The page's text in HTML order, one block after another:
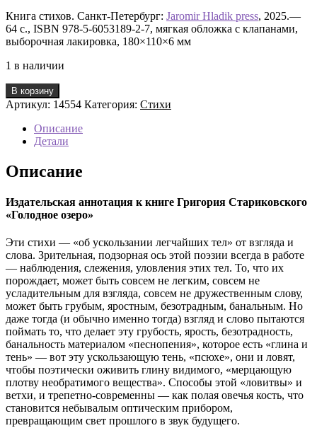
Книга стихов. Санкт-Петербург: Jaromir Hladik press, 2025.—
64 с., ISBN 978-5-6053189-2-7, мягкая обложка с клапанами,
выборочная лакировка, 180×110×6 мм
1 в наличии
Количество
товара
Григорий
Стариковский
«Голодное
В корзину
Артикул: 14554 Категория: Стихи
Описание
Детали
Описание
Издательская аннотация к книге Григория Стариковского
«Голодное озеро»
Эти стихи — «об ускользании легчайших тел» от взгляда и
слова. Зрительная, подзорная ось этой поэзии всегда в работе
— наблюдения, слежения, уловления этих тел. То, что их
порождает, может быть совсем не легким, совсем не
усладительным для взгляда, совсем не дружественным слову,
может быть грубым, яростным, безотрадным, банальным. Но
даже тогда (и обычно именно тогда) взгляд и слово пытаются
поймать то, что делает эту грубость, ярость, безотрадность,
банальность материалом «песнопения», которое есть «глина и
тень» — вот эту ускользающую тень, «псюхе», они и ловят,
чтобы поэтически оживить глину видимого, «мерцающую
плотву необратимого вещества». Способы этой «ловитвы» и
ветхи, и трепетно-современны — как полая овечья кость, что
становится небывалым оптическим прибором,
превращающим свет прошлого в звук будущего.